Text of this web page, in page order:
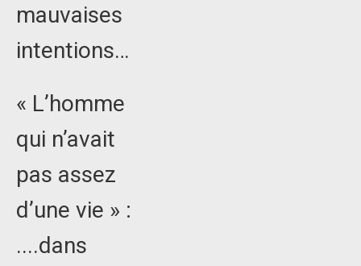
mauvaises
intentions…
« L’homme
qui n’avait
pas assez
d’une vie » :
....dans